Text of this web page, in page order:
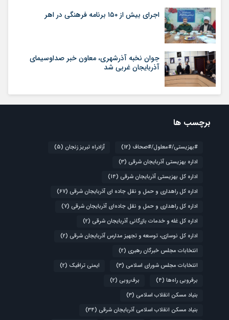
اجرای بیش از ۱۵۰ برنامه فرهنگی در اهر
جوان نخبه آذرشهری، معاون خبر صداوسیمای
آذربایجان غربی شد
برچسب ها
#بهزیستی/#معلول/#صحاف (12) آزادراه تبریز زنجان (5)
اداره بهزیستی آذربایجان شرقی (3)
اداره کل بهزیستی آذربایجان شرقی (14)
اداره کل راهداری و حمل و نقل جاده ای آذربایجان شرقی (67)
اداره کل راهداری و حمل و نقل جاده‌ای آذربایجان شرقی (7)
اداره کل غله و خدمات بازرگانی آذربایجان شرقی (2)
اداره کل نوسازی، توسعه و تجهیز مدارس آذربایجان شرقی (2)
انتخابات مجلس خبرگان رهبری (2)
انتخابات مجلس شورای اسلامی (3) ایمنی ترافیک (2)
برفروبی راه‌ها (4) برف‌روبی (2)
بنیاد مسکن انقلاب اسلامی (3)
بنیاد مسکن انقلاب اسلامی آذربایجان شرقی (34)